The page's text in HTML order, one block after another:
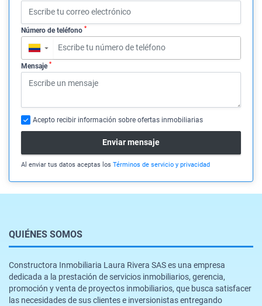
Número de teléfono *
▼
Mensaje *
Acepto recibir información sobre ofertas inmobiliarias
Enviar mensaje
Al enviar tus datos aceptas los Términos de servicio y privacidad
QUIÉNES SOMOS
Constructora Inmobiliaria Laura Rivera SAS es una empresa
dedicada a la prestación de servicios inmobiliarios, gerencia,
promoción y venta de proyectos inmobiliarios, que busca satisfacer
las necesidades de sus clientes e inversionistas entregando